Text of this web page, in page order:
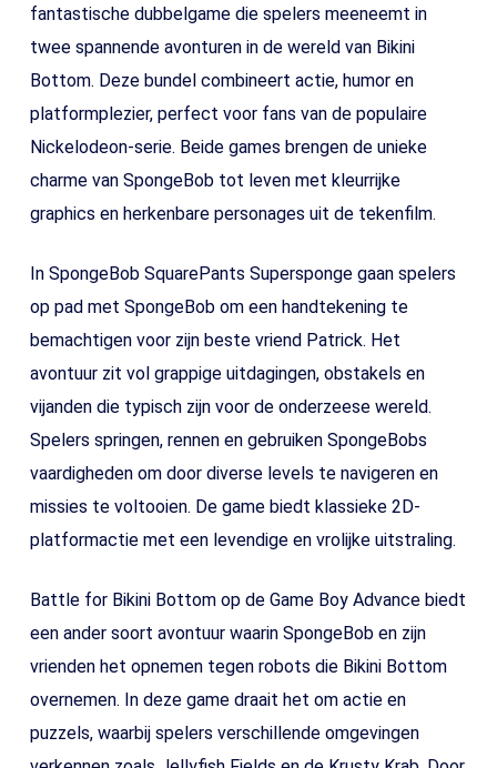
fantastische dubbelgame die spelers meeneemt in
twee spannende avonturen in de wereld van Bikini
Bottom. Deze bundel combineert actie, humor en
platformplezier, perfect voor fans van de populaire
Nickelodeon-serie. Beide games brengen de unieke
charme van SpongeBob tot leven met kleurrijke
graphics en herkenbare personages uit de tekenfilm.
In SpongeBob SquarePants Supersponge gaan spelers
op pad met SpongeBob om een handtekening te
bemachtigen voor zijn beste vriend Patrick. Het
avontuur zit vol grappige uitdagingen, obstakels en
vijanden die typisch zijn voor de onderzeese wereld.
Spelers springen, rennen en gebruiken SpongeBobs
vaardigheden om door diverse levels te navigeren en
missies te voltooien. De game biedt klassieke 2D-
platformactie met een levendige en vrolijke uitstraling.
Battle for Bikini Bottom op de Game Boy Advance biedt
een ander soort avontuur waarin SpongeBob en zijn
vrienden het opnemen tegen robots die Bikini Bottom
overnemen. In deze game draait het om actie en
puzzels, waarbij spelers verschillende omgevingen